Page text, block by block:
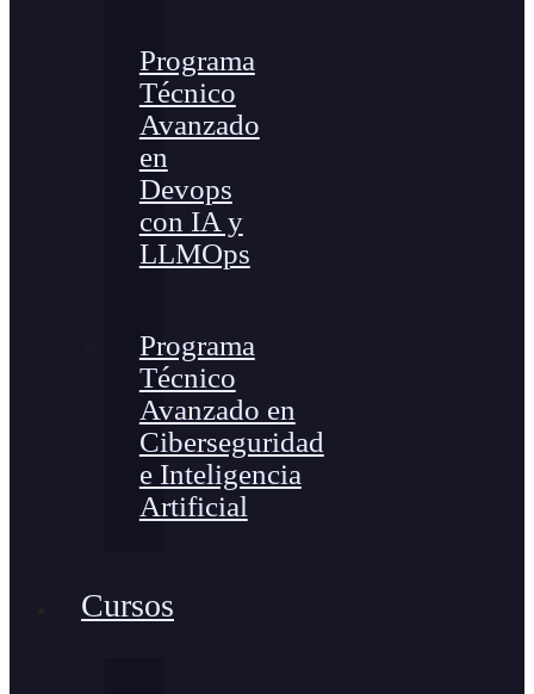
Programa
Técnico
Avanzado
en
Devops
con IA y
LLMOps
Programa
Técnico
Avanzado en
Ciberseguridad
e Inteligencia
Artificial
Cursos